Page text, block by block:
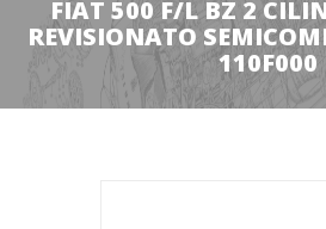
FIAT 500 F/L BZ 2
REVISIONATO
110F000